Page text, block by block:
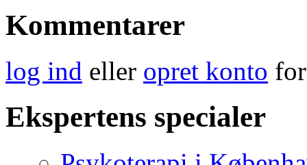
Kommentarer
log ind eller opret konto
Ekspertens specialer